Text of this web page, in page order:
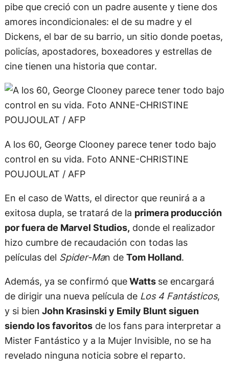
pibe que creció con un padre ausente y tiene dos
amores incondicionales: el de su madre y el
Dickens, el bar de su barrio, un sitio donde poetas,
policías, apostadores, boxeadores y estrellas de
cine tienen una historia que contar.
A los 60, George Clooney parece tener todo bajo
control en su vida. Foto ANNE-CHRISTINE
POUJOULAT / AFP
En el caso de Watts, el director que reunirá a a
exitosa dupla, se tratará de la primera producción
por fuera de Marvel Studios, donde el realizador
hizo cumbre de recaudación con todas las
películas del Spider-Man de Tom Holland.
Además, ya se confirmó queWatts se encargará
de dirigir una nueva película de Los 4 Fantásticos,
y si bien John Krasinski y Emily Blunt siguen
siendo los favoritosde los fans para interpretar a
Mister Fantástico y a la Mujer Invisible, no se ha
revelado ninguna noticia sobre el reparto.